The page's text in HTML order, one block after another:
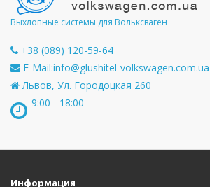
Выхлопные системы для Вольксваген
+38 (089) 120-59-64
E-Mail:info@glushitel-volkswagen.com.ua
Львов, Ул. Городоцкая 260
9:00 - 18:00
Информация